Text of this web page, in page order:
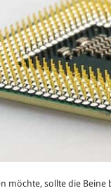
möchte, sollte die